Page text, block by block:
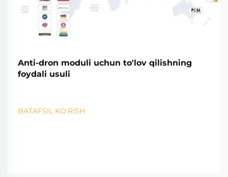
Anti-dron moduli uchun to'lov qilishning
foydali usuli
BATAFSIL KO'RISH